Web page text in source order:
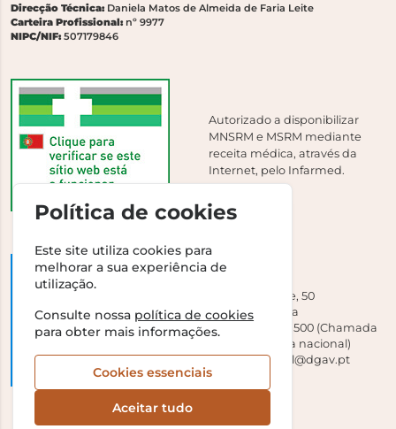
Direcção Técnica: Daniela Matos de Almeida de Faria Leite
Carteira Profissional: nº 9977
NIPC/NIF: 507179846
Autorizado a disponibilizar
MNSRM e MSRM mediante
receita médica, através da
Internet, pelo Infarmed.
Campo Grande, 50
1700-093 Lisboa
Tel +351 213 239 500 (Chamada
para a rede fixa nacional)
E-mail:dirgeral@dgav.pt
Política de cookies
Este site utiliza cookies para
melhorar a sua experiência de
utilização.
Consulte nossa política de cookies
para obter mais informações.
Cookies essenciais
Aceitar tudo